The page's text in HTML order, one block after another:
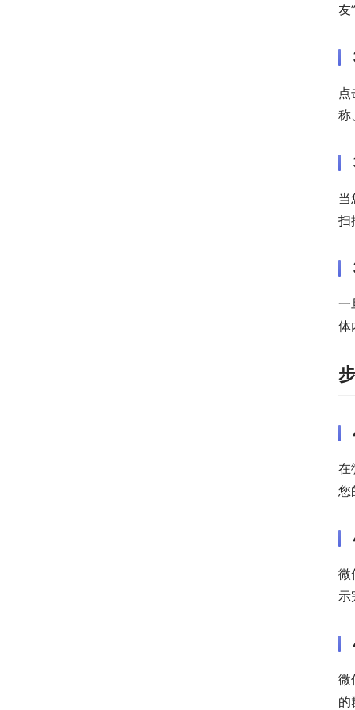
友
称
当
扫
一
体
在
您
微
示
微
的